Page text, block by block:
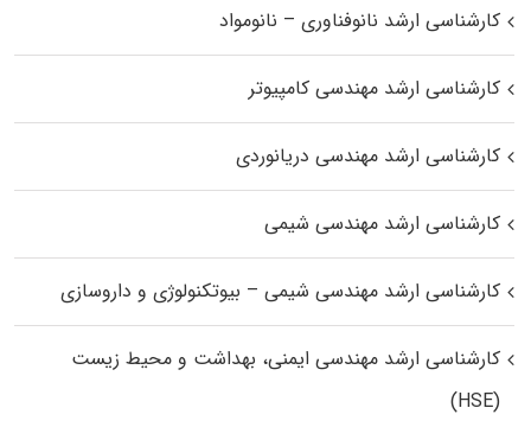
کارشناسی ارشد نانوفناوری – نانومواد
کارشناسی ارشد مهندسی کامپیوتر
کارشناسی ارشد مهندسی دریانوردی
کارشناسی ارشد مهندسی شیمی
کارشناسی ارشد مهندسی شیمی – بیوتکنولوژی و داروسازی
کارشناسی ارشد مهندسی ایمنی، بهداشت و محیط زیست
(HSE)